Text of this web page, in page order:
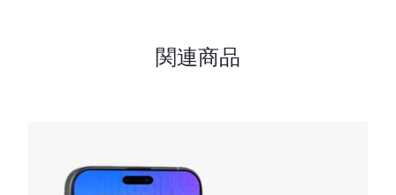
関連商品